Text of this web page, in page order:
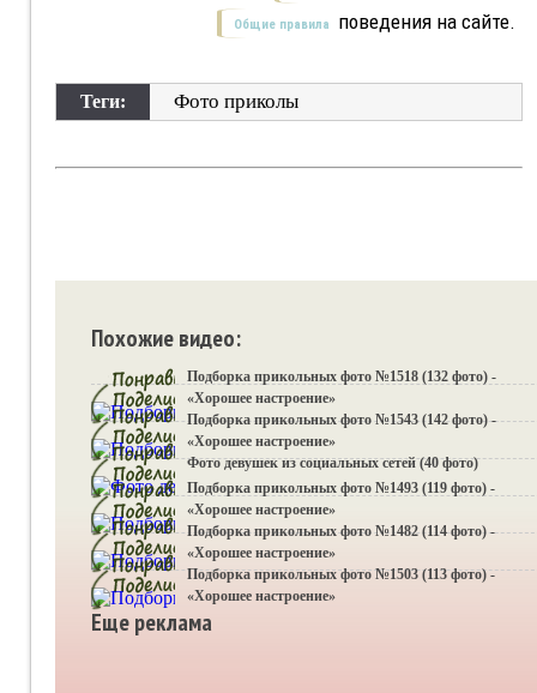
Общие правила поведения на сайте.
Теги: Фото приколы
Похожие видео:
Подборка прикольных фото №1518 (132 фото) -
«Хорошее настроение»
Подборка прикольных фото №1543 (142 фото) -
«Хорошее настроение»
Фото девушек из социальных сетей (40 фото)
Подборка прикольных фото №1493 (119 фото) -
«Хорошее настроение»
Подборка прикольных фото №1482 (114 фото) -
«Хорошее настроение»
Подборка прикольных фото №1503 (113 фото) -
«Хорошее настроение»
Еще реклама